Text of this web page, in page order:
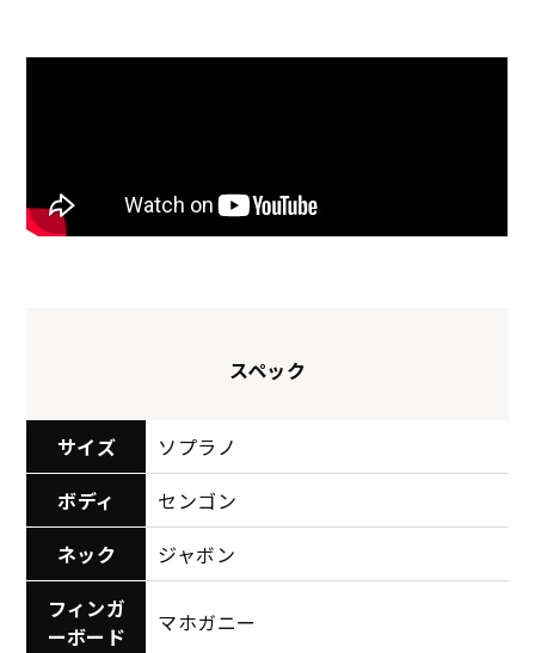
スペック
サイズ
ソプラノ
ボディ
センゴン
ネック
ジャボン
フィンガ
ーボード
マホガニー